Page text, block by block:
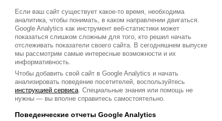
Если ваш сайт существует какое-то время, необходима
аналитика, чтобы понимать, в каком направлении двигаться.
Google Analytics как инструмент веб-статистики может
показаться слишком сложным для того, кто решил начать
отслеживать показатели своего сайта. В сегодняшнем выпуске
мы рассмотрим самые интересные возможности и их
информативность.
Чтобы добавить свой сайт в Google Analytics и начать
анализировать поведение посетителей, воспользуйтесь
инструкцией сервиса. Специальные знания или помощь не
нужны — вы вполне справитесь самостоятельно.
Поведенческие отчеты Google Analytics